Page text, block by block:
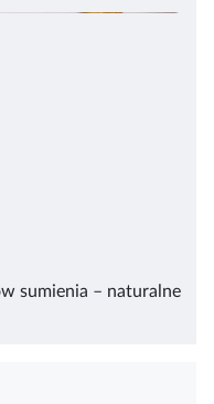
sumienia – naturalne